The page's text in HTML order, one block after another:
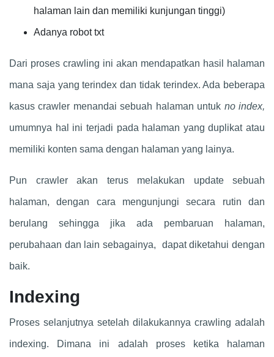
halaman lain dan memiliki kunjungan tinggi)
Adanya robot txt
Dari proses crawling ini akan mendapatkan hasil halaman
mana saja yang terindex dan tidak terindex. Ada beberapa
kasus crawler menandai sebuah halaman untuk no index,
umumnya hal ini terjadi pada halaman yang duplikat atau
memiliki konten sama dengan halaman yang lainya.
Pun crawler akan terus melakukan update sebuah
halaman, dengan cara mengunjungi secara rutin dan
berulang sehingga jika ada pembaruan halaman,
perubahaan dan lain sebagainya, dapat diketahui dengan
baik.
Indexing
Proses selanjutnya setelah dilakukannya crawling adalah
indexing. Dimana ini adalah proses ketika halaman